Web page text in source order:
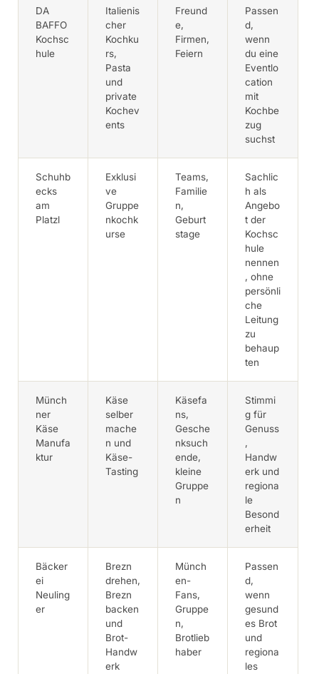
DA
BAFFO
Kochsc
hule
Italienis
cher
Kochku
rs,
Pasta
und
private
Kochev
ents
Freund
e,
Firmen,
Feiern
Passen
d,
wenn
du eine
Eventlo
cation
mit
Kochbe
zug
suchst
Schuhb
ecks
am
Platzl
Exklusi
ve
Gruppe
nkochk
urse
Teams,
Familie
n,
Geburt
stage
Sachlic
h als
Angebo
t der
Kochsc
hule
nennen
, ohne
persönli
che
Leitung
zu
behaup
ten
Münch
ner
Käse
Manufa
ktur
Käse
selber
mache
n und
Käse-
Tasting
Käsefa
ns,
Gesche
nksuch
ende,
kleine
Gruppe
n
Stimmi
g für
Genuss
,
Handw
erk und
regiona
le
Besond
erheit
Bäcker
ei
Neuling
er
Brezn
drehen,
Brezn
backen
und
Brot-
Handw
erk
Münch
en-
Fans,
Gruppe
n,
Brotlieb
haber
Passen
d,
wenn
gesund
es Brot
und
regiona
les